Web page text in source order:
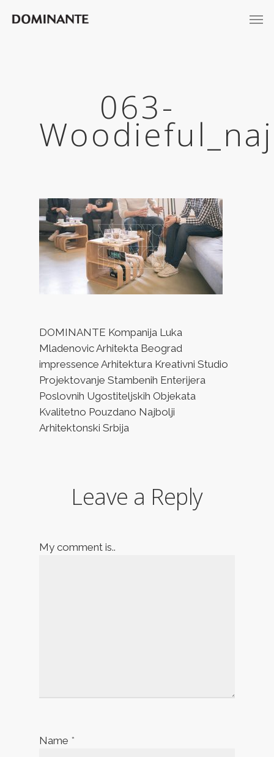
063-
DOMINANTE Kompanija Luka
Mladenovic Arhitekta Beograd
impressence Arhitektura Kreativni Studio
Projektovanje Stambenih Enterijera
Poslovnih Ugostiteljskih Objekata
Kvalitetno Pouzdano Najbolji
Arhitektonski Srbija
Leave a Reply
My comment is..
Name *